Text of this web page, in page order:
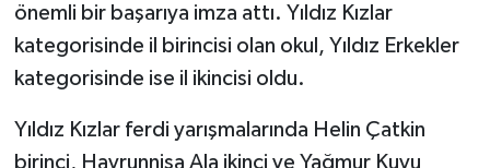
önemli bir başarıya imza attı. Yıldız Kızlar
kategorisinde il birincisi olan okul, Yıldız Erkekler
kategorisinde ise il ikincisi oldu.
Yıldız Kızlar ferdi yarışmalarında Helin Çatkin
birinci, Hayrunnisa Ala ikinci ve Yağmur Kuyu